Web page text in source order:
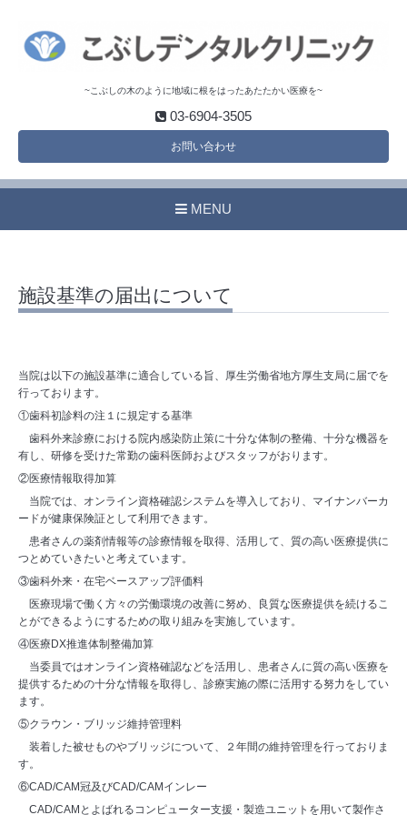
~こぶしの木のように地域に根をはったあたたかい医療を~
03-6904-3505
お問い合わせ
MENU
施設基準の届出について
当院は以下の施設基準に適合している旨、厚生労働省地方厚生支局に届でを
行っております。
①歯科初診料の注１に規定する基準
歯科外来診療における院内感染防止策に十分な体制の整備、十分な機器を
有し、研修を受けた常勤の歯科医師およびスタッフがおります。
②医療情報取得加算
当院では、オンライン資格確認システムを導入しており、マイナンバーカ
ードが健康保険証として利用できます。
患者さんの薬剤情報等の診療情報を取得、活用して、質の高い医療提供に
つとめていきたいと考えています。
③歯科外来・在宅ベースアップ評価料
医療現場で働く方々の労働環境の改善に努め、良質な医療提供を続けるこ
とができるようにするための取り組みを実施しています。
④医療DX推進体制整備加算
当委員ではオンライン資格確認などを活用し、患者さんに質の高い医療を
提供するための十分な情報を取得し、診療実施の際に活用する努力をしてい
ます。
⑤クラウン・ブリッジ維持管理料
装着した被せものやブリッジについて、２年間の維持管理を行っておりま
す。
⑥CAD/CAM冠及びCAD/CAMインレー
CAD/CAMとよばれるコンピューター支援・製造ユニットを用いて製作さ